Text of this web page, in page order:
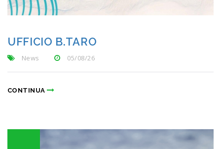
UFFICIO B.TARO
News 05/08/26
CONTINUA